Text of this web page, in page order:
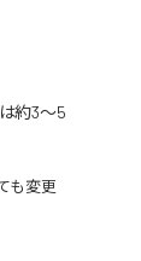
約3～5
も変更